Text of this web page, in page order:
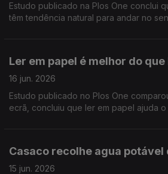
Estudo publicado na Plos One conclui
têm tendência natural para andar no
Ler em papel é melhor do
16 jun. 2026
Estudo publicado no Plos One
ecrã, concluiu que ler em papel ajuda
Casaco recolhe agua potável
15 jun. 2026